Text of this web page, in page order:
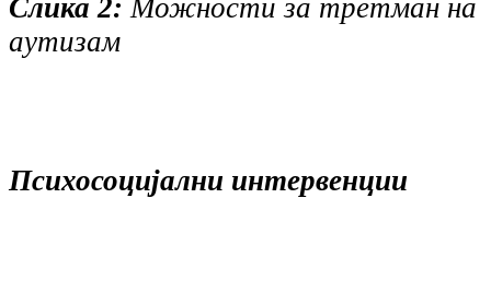
Слика 2:Можности за третман на
аутизам
Психосоцијални интервенции